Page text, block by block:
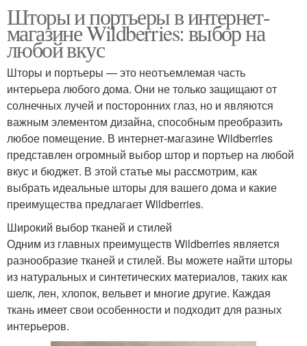
Шторы и портьеры в интернет-
магазине Wildberries: выбор на
любой вкус
Шторы и портьеры — это неотъемлемая часть
интерьера любого дома. Они не только защищают от
солнечных лучей и посторонних глаз, но и являются
важным элементом дизайна, способным преобразить
любое помещение. В интернет-магазине Wildberries
представлен огромный выбор штор и портьер на любой
вкус и бюджет. В этой статье мы рассмотрим, как
выбрать идеальные шторы для вашего дома и какие
преимущества предлагает Wildberries.
Широкий выбор тканей и стилей
Одним из главных преимуществ Wildberries является
разнообразие тканей и стилей. Вы можете найти шторы
из натуральных и синтетических материалов, таких как
шелк, лен, хлопок, вельвет и многие другие. Каждая
ткань имеет свои особенности и подходит для разных
интерьеров.